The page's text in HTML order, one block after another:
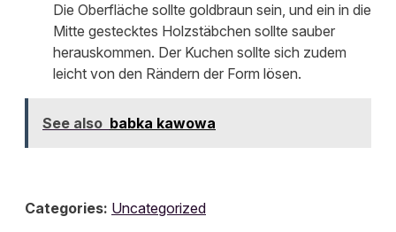
Die Oberfläche sollte goldbraun sein, und ein in die
Mitte gestecktes Holzstäbchen sollte sauber
herauskommen. Der Kuchen sollte sich zudem
leicht von den Rändern der Form lösen.
See also babka kawowa
Categories: Uncategorized